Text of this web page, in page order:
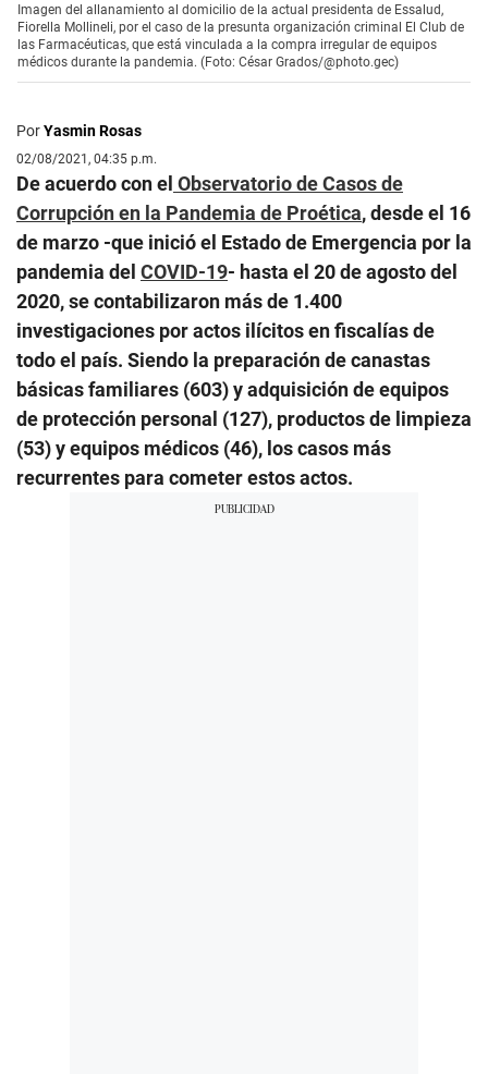
Imagen del allanamiento al domicilio de la actual presidenta de Essalud,
Fiorella Mollineli, por el caso de la presunta organización criminal El Club de
las Farmacéuticas, que está vinculada a la compra irregular de equipos
médicos durante la pandemia. (Foto: César Grados/@photo.gec)
PorYasmin Rosas
02/08/2021, 04:35 p.m.
De acuerdo con el Observatorio de Casos de
Corrupción en la Pandemia de Proética, desde el 16
de marzo -que inició el Estado de Emergencia por la
pandemia del COVID-19- hasta el 20 de agosto del
2020, se contabilizaron más de 1.400
investigaciones por actos ilícitos en fiscalías de
todo el país. Siendo la preparación de canastas
básicas familiares (603) y adquisición de equipos
de protección personal (127), productos de limpieza
(53) y equipos médicos (46), los casos más
recurrentes para cometer estos actos.